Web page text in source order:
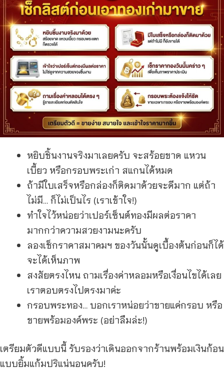
หยิบชิ้นงานจริงมาเลยครับ จะสร้อยขาด แหวน
เบี้ยว หรือกรอบพระเก่า สแกนได้หมด
ถ้ามีใบเสร็จหรือกล่องก็ติดมาด้วยจะดีมาก แต่ถ้า
ไม่มี… ก็ไม่เป็นไร (เราเข้าใจ!)
ทำใจไว้หน่อยว่าเปอร์เซ็นต์ทองมีผลต่อราคา
มากกว่าความสวยงามนะครับ
ลองเช็กราคาสมาคมฯ ของวันนั้นดูเบื้องต้นก่อนก็ได้
จะได้เห็นภาพ
สงสัยตรงไหน ถามเรื่องค่าหลอมหรือเงื่อนไขได้เลย
เราตอบตรงไปตรงมาค่ะ
กรอบพระทอง… บอกเราหน่อยว่าขายแค่กรอบ หรือ
ขายพร้อมองค์พระ (อย่าลืมล่ะ!)
เตรียมตัวดีแบบนี้ รับรองว่าเดินออกจากร้านพร้อมเงินก้อน
แบบยิ้มแก้มปริแน่นอนครับ!